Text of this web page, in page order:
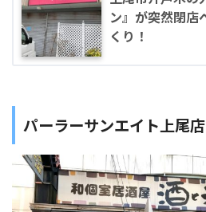
ン』が突然閉店
くり！
パーラーサンエイト上尾店